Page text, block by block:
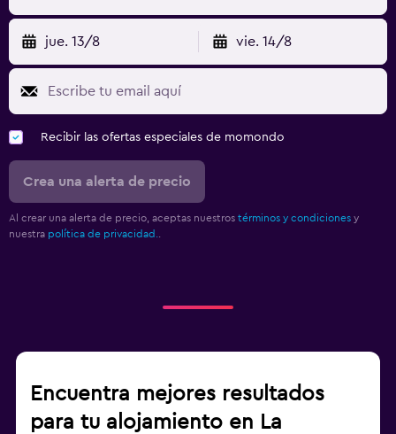
jue. 13/8 vie. 14/8
Recibir las ofertas especiales de momondo
Crea una alerta de precio
Al crear una alerta de precio, aceptas nuestros términos y condiciones y
nuestra política de privacidad.
Encuentra mejores resultados
para tu alojamiento en La